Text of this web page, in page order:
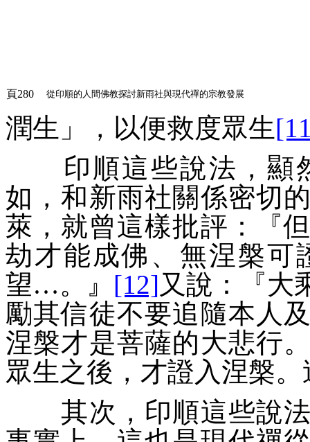
頁280 從印順的人間佛教探討新雨社與現代禪的宗教發展
潤生 」，以便救度眾生
印順這些說法，顯
如，和新雨社關係密切
萊，就曾這樣批評：『
劫才能成佛、無涅槃可
望…。
』 [12]又說：『大
勵其信徒不要追隨本人
涅槃才是菩薩的大悲行
眾生之後，才證入涅槃
其次，印順這些說法